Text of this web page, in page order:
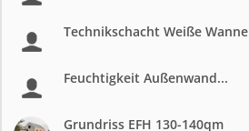
Technikschacht Weiße Wanne
Feuchtigkeit Außenwand...
Grundriss EFH 130-140qm